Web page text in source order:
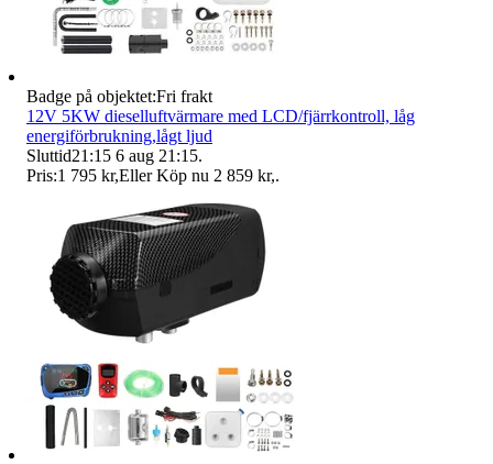
Badge på objektet:Fri frakt
12V 5KW dieselluftvärmare med LCD/fjärrkontroll, låg
energiförbrukning,lågt ljud
Sluttid21:15 6 aug 21:15.
Pris:1 795 kr,Eller Köp nu 2 859 kr,.